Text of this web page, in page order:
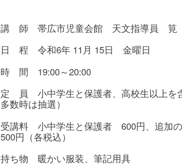
講 師 帯広市児童会館 天文指導員 筧
日 程 令和6年 11月 15日 金曜日
時 間 19:00～20:00
定 員 小中学生と保護者、高校生以上を
多数時は抽選）
受講料 小中学生と保護者 600円、追加
500円（各税込）
持ち物 暖かい服装、筆記用具